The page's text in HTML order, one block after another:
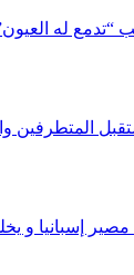
“تدمع له
المتطرفين
إسبانيا و